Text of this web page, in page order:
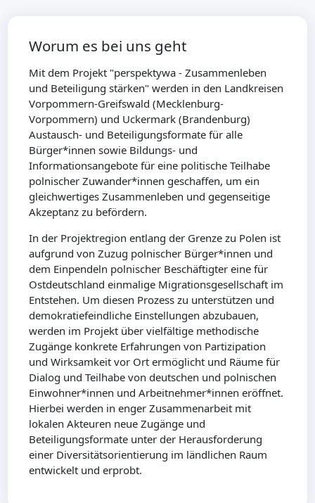
Worum es bei uns geht
Mit dem Projekt "perspektywa - Zusammenleben
und Beteiligung stärken" werden in den Landkreisen
Vorpommern-Greifswald (Mecklenburg-
Vorpommern) und Uckermark (Brandenburg)
Austausch- und Beteiligungsformate für alle
Bürger*innen sowie Bildungs- und
Informationsangebote für eine politische Teilhabe
polnischer Zuwander*innen geschaffen, um ein
gleichwertiges Zusammenleben und gegenseitige
Akzeptanz zu befördern.
In der Projektregion entlang der Grenze zu Polen ist
aufgrund von Zuzug polnischer Bürger*innen und
dem Einpendeln polnischer Beschäftigter eine für
Ostdeutschland einmalige Migrationsgesellschaft im
Entstehen. Um diesen Prozess zu unterstützen und
demokratiefeindliche Einstellungen abzubauen,
werden im Projekt über vielfältige methodische
Zugänge konkrete Erfahrungen von Partizipation
und Wirksamkeit vor Ort ermöglicht und Räume für
Dialog und Teilhabe von deutschen und polnischen
Einwohner*innen und Arbeitnehmer*innen eröffnet.
Hierbei werden in enger Zusammenarbeit mit
lokalen Akteuren neue Zugänge und
Beteiligungsformate unter der Herausforderung
einer Diversitätsorientierung im ländlichen Raum
entwickelt und erprobt.